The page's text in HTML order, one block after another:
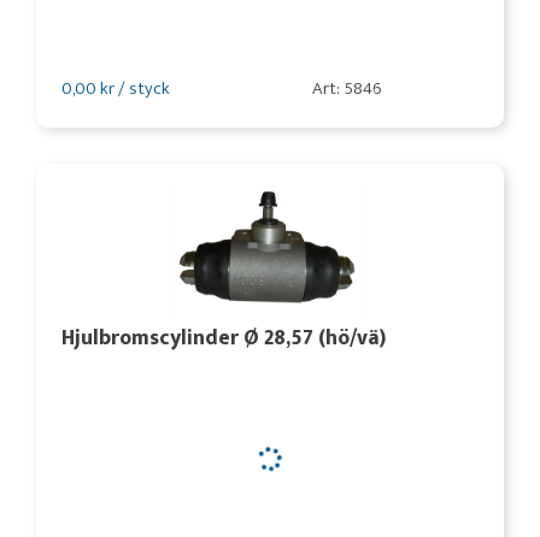
0,00 kr / styck Art: 5846
Hjulbromscylinder Ø 28,57 (hö/vä)